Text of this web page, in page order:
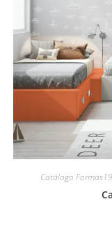
Catálogo Formas19